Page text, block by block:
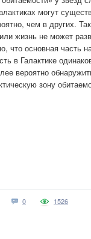
могут
чем в других.
жизнь не может
что основная часть
в Галактике
вероятно
зону
0 1526